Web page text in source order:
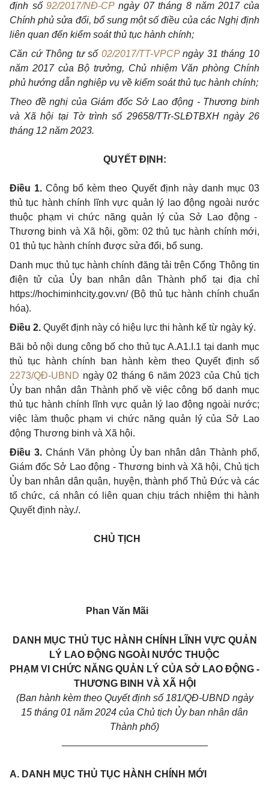
định số92/2017/NĐ-CPngày 07 tháng 8 năm 2017 của
Chính phủ sửa đổi, bổ sung một số điều của các Nghị định
liên quan đến kiểm soát thủ tục hành chính;
Căn cứ Thông tư số 02/2017/TT-VPCPngày 31 tháng 10
năm 2017 của Bộ trưởng, Chủ nhiệm Văn phòng Chính
phủ hướng dẫn nghiệp vụ về kiểm soát thủ tục hành chính;
Theo đề nghị của Giám đốc Sở Lao động - Thương binh
và Xã hội tại Tờ trình số 29658/TTr-SLĐTBXH ngày 26
tháng 12 năm 2023.
QUYẾT ĐỊNH:
Điều 1. Công bố kèm theo Quyết định này danh mục 03
thủ tục hành chính lĩnh vực quản lý lao động ngoài nước
thuộc phạm vi chức năng quản lý của Sở Lao động -
Thương binh và Xã hội, gồm: 02 thủ tục hành chính mới,
01 thủ tục hành chính được sửa đổi, bổ sung.
Danh mục thủ tục hành chính đăng tải trên Cổng Thông tin
điện tử của Ủy ban nhân dân Thành phố tại địa chỉ
https://hochiminhcity.gov.vn/ (Bộ thủ tục hành chính chuẩn
hóa).
Điều 2. Quyết định này có hiệu lực thi hành kể từ ngày ký.
Bãi bỏ nội dung công bố cho thủ tục A.A1.I.1 tại danh mục
thủ tục hành chính ban hành kèm theo Quyết định số
2273/QĐ-UBND ngày 02 tháng 6 năm 2023 của Chủ tịch
Ủy ban nhân dân Thành phố về việc công bố danh mục
thủ tục hành chính lĩnh vực quản lý lao động ngoài nước;
việc làm thuộc phạm vi chức năng quản lý của Sở Lao
động Thương binh và Xã hội.
Điều 3.Chánh Văn phòng Ủy ban nhân dân Thành phố,
Giám đốc Sở Lao động - Thương binh và Xã hội, Chủ tịch
Ủy ban nhân dân quận, huyện, thành phố Thủ Đức và các
tổ chức, cá nhân có liên quan chịu trách nhiệm thi hành
Quyết định này./.
CHỦ TỊCH
Phan Văn Mãi
DANH MỤC THỦ TỤC HÀNH CHÍNH LĨNH VỰC QUẢN
LÝ LAO ĐỘNG NGOÀI NƯỚC THUỘC
PHẠM VI CHỨC NĂNG QUẢN LÝ CỦA SỞ LAO ĐỘNG -
THƯƠNG BINH VÀ XÃ HỘI
(Ban hành kèm theo Quyết định số 181/QĐ-UBND ngày
15 tháng 01 năm 2024 của Chủ tịch Ủy ban nhân dân
Thành phố)
A. DANH MỤC THỦ TỤC HÀNH CHÍNH MỚI